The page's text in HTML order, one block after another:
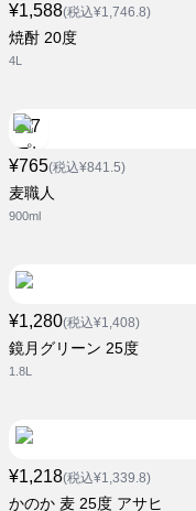
¥1,588(税込¥1,746.8)
焼酎 20度
4L
¥765(税込¥841.5)
麦職人
900ml
¥1,280(税込¥1,408)
鏡月グリーン 25度
1.8L
¥1,218(税込¥1,339.8)
かのか 麦 25度 アサヒ